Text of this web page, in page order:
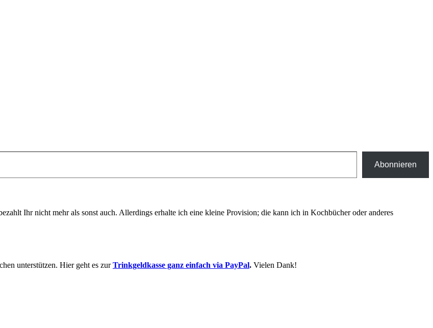
Abonnieren
Ihr nicht mehr als sonst auch. Allerdings erhalte ich eine kleine Provision; die kann ich in Kochbücher oder anderes
unterstützen. Hier geht es zurTrinkgeldkasse ganz einfach via PayPal. Vielen Dank!